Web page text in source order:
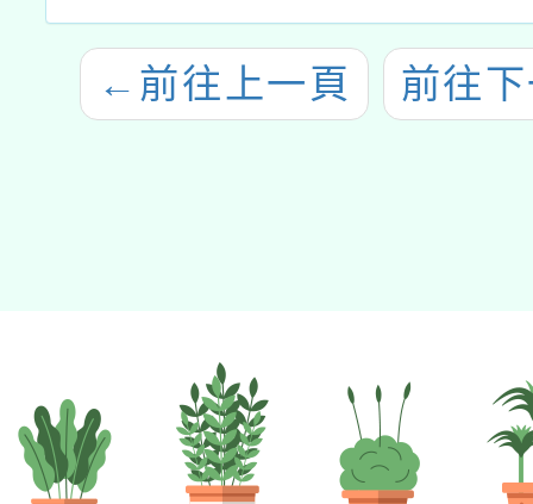
← 前往上一頁 前往